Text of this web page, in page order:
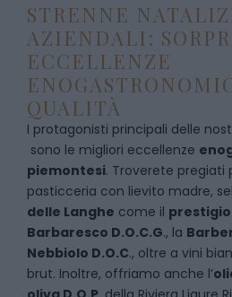
STRENNE
AZIENDALI:
ECCELLENZE
QUALITÀ
I protagonisti principali delle
sono le migliori eccellenze
piemontesi. Troverete pregiati
pasticceria con lievito madre,
delle Langhe come il
Barbaresco D.O.C.G., la
Nebbiolo D.O.C., oltre a vini
brut. Inoltre, offriamo anche l’